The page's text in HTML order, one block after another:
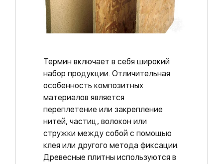
Термин включает в себя широкий
набор продукции. Отличительная
особенность композитных
материалов является
переплетение или закрепление
нитей, частиц, волокон или
стружки между собой с помощью
клея или другого метода фиксации.
Древесные плитны используются в